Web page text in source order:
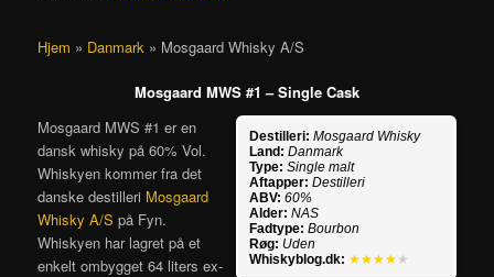
Hjem » Danmark » Mosgaard Whisky A/S
Mosgaard MWS #1 – Single Cask
Destilleri: Mosgaard Whisky
Land: Danmark
Type: Single malt
Aftapper: Destilleri
ABV: 60%
Alder: NAS
Fadtype: Bourbon
Røg: Uden
Whiskyblog.dk: ★★★★ ★
Mosgaard MWS #1 er en
dansk whisky på 60% Vol.
Whiskyen kommer fra det
danske destilleri Mosgaard
Whisky A/S på Fyn.
Whiskyen har lagret på et
enkelt ombygget 64 liters ex-